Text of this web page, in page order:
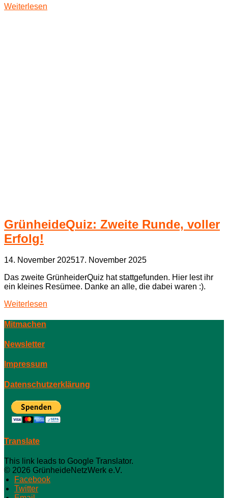
Weiterlesen
GrünheideQuiz: Zweite Runde, voller
Erfolg!
14. November 202517. November 2025
Das zweite GrünheiderQuiz hat stattgefunden. Hier lest ihr
ein kleines Resümee. Danke an alle, die dabei waren :).
Weiterlesen
Mitmachen
Newsletter
Impressum
Datenschutzerklärung
Translate
This link leads to Google Translator.
© 2026 GrünheideNetzWerk e.V.
Facebook
Twitter